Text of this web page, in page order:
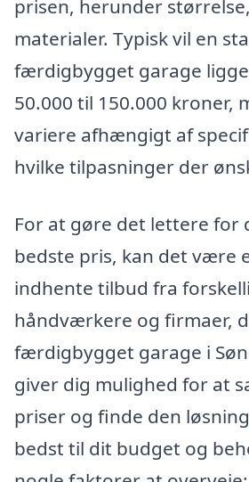
prisen, herunder
materialer. Typisk vil en
færdigbygget garage
50.000 til 150.000 kroner,
variere afhængigt af
hvilke tilpasninger der
For at gøre det lettere for
bedste pris, kan det være
indhente tilbud fra
håndværkere og firmaer,
færdigbygget garage i
giver dig mulighed for at
priser og finde den
bedst til dit budget og